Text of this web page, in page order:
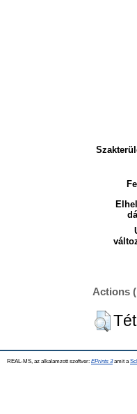
Actions
REAL-MS, az alkalamzott szoftver: EPrints 3amit a